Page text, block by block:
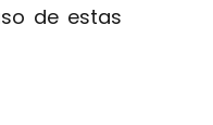
de estas